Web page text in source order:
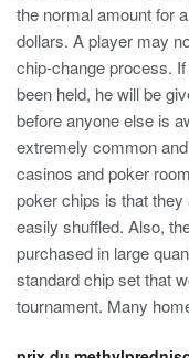
the normal amount for
dollars. A player may
chip-change process.
been held, he will be
before anyone else is
extremely common
casinos and poker
poker chips is that
easily shuffled. Also,
purchased in large
standard chip set that
tournament. Many